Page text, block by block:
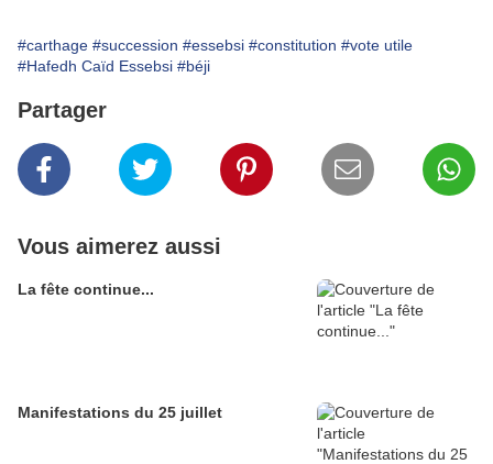
#carthage #succession #essebsi #constitution #vote utile
#Hafedh Caïd Essebsi #béji
Partager
Vous aimerez aussi
La fête continue...
Manifestations du 25 juillet